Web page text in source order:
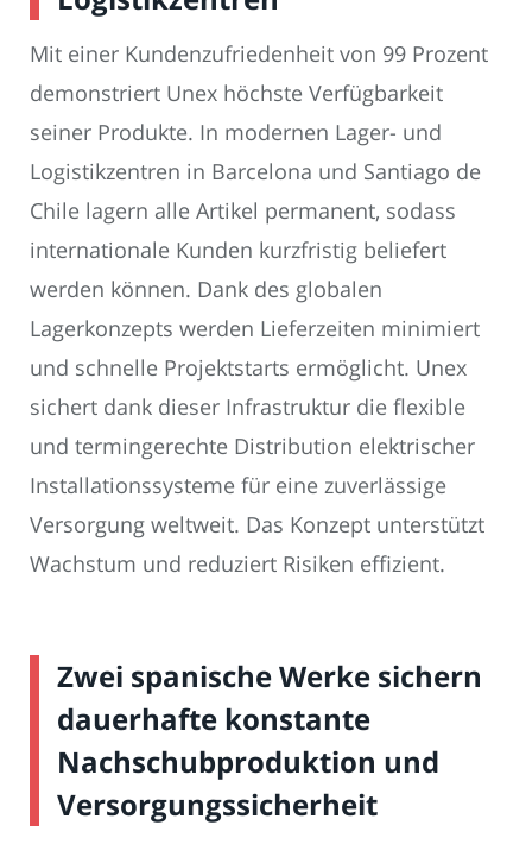
Mit einer Kundenzufriedenheit von 99 Prozent
demonstriert Unex höchste Verfügbarkeit
seiner Produkte. In modernen Lager- und
Logistikzentren in Barcelona und Santiago de
Chile lagern alle Artikel permanent, sodass
internationale Kunden kurzfristig beliefert
werden können. Dank des globalen
Lagerkonzepts werden Lieferzeiten minimiert
und schnelle Projektstarts ermöglicht. Unex
sichert dank dieser Infrastruktur die flexible
und termingerechte Distribution elektrischer
Installationssysteme für eine zuverlässige
Versorgung weltweit. Das Konzept unterstützt
Wachstum und reduziert Risiken effizient.
Zwei spanische Werke sichern
dauerhafte konstante
Nachschubproduktion und
Versorgungssicherheit